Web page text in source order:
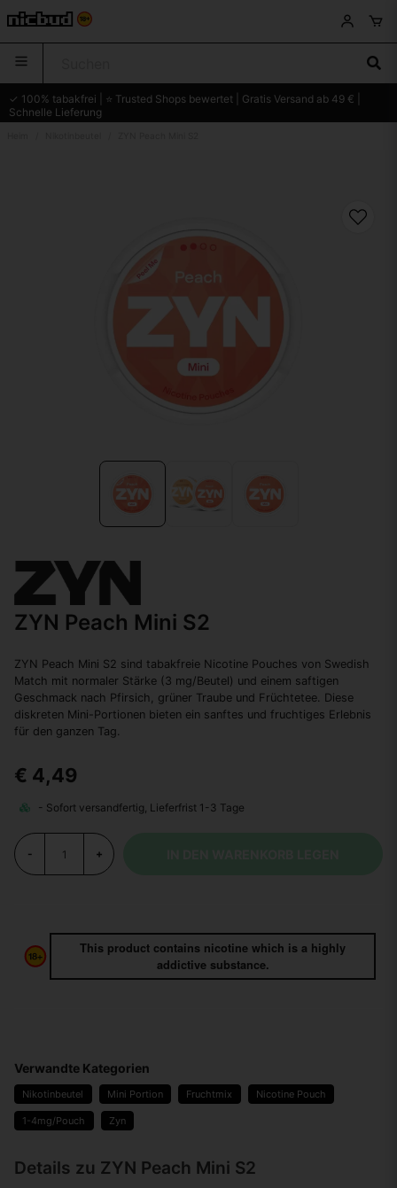
✓ 100% tabakfrei | ⭐ Trusted Shops bewertet | Gratis Versand ab 49 € |
Schnelle Lieferung
ZYN Peach Mini S2
ZYN Peach Mini S2 sind tabakfreie Nicotine Pouches von Swedish
Match mit normaler Stärke (3 mg/Beutel) und einem saftigen
Geschmack nach Pfirsich, grüner Traube und Früchtetee. Diese
diskreten Mini-Portionen bieten ein sanftes und fruchtiges Erlebnis
für den ganzen Tag.
€ 4,49
- +
This product contains nicotine which is a highly
addictive substance.
Verwandte Kategorien
Nikotinbeutel Mini Portion Fruchtmix Nicotine Pouch
1-4mg/Pouch Zyn
Details zu ZYN Peach Mini S2